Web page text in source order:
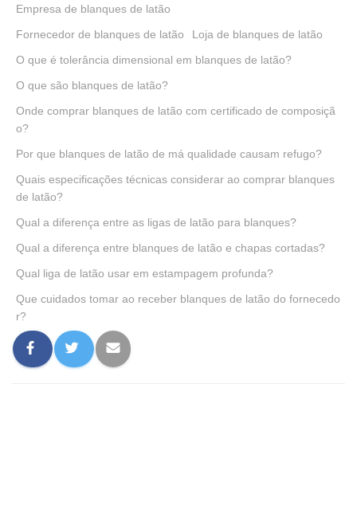
Empresa de blanques de latão
Fornecedor de blanques de latão
Loja de blanques de latão
O que é tolerância dimensional em blanques de latão?
O que são blanques de latão?
Onde comprar blanques de latão com certificado de composiçã
o?
Por que blanques de latão de má qualidade causam refugo?
Quais especificações técnicas considerar ao comprar blanques
de latão?
Qual a diferença entre as ligas de latão para blanques?
Qual a diferença entre blanques de latão e chapas cortadas?
Qual liga de latão usar em estampagem profunda?
Que cuidados tomar ao receber blanques de latão do fornecedo
r?